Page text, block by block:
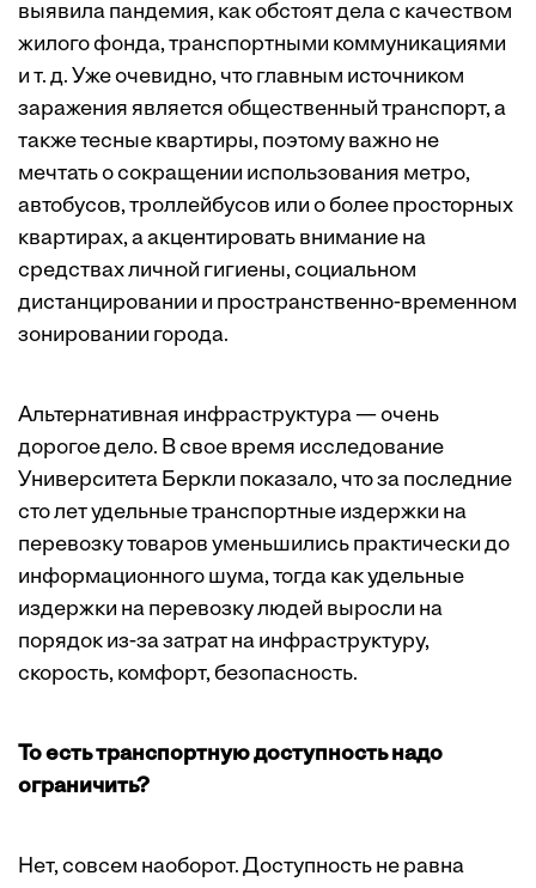
выявила пандемия, как обстоят дела с качеством
жилого фонда, транспортными коммуникациями
и т. д. Уже очевидно, что главным источником
заражения является общественный транспорт, а
также тесные квартиры, поэтому важно не
мечтать о сокращении использования метро,
автобусов, троллейбусов или о более просторных
квартирах, а акцентировать внимание на
средствах личной гигиены, социальном
дистанцировании и пространственно-временном
зонировании города.
Альтернативная инфраструктура — очень
дорогое дело. В свое время исследование
Университета Беркли показало, что за последние
сто лет удельные транспортные издержки на
перевозку товаров уменьшились практически до
информационного шума, тогда как удельные
издержки на перевозку людей выросли на
порядок из-за затрат на инфраструктуру,
скорость, комфорт, безопасность.
То есть транспортную доступность надо
ограничить?
Нет, совсем наоборот. Доступность не равна